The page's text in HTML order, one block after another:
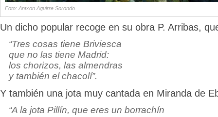
Foto: Antxon Aguirre Sorondo.
Un dicho popular recoge en su obra P. Arribas,
“Tres cosas tiene Briviesca
que no las tiene Madrid:
los chorizos, las almendras
y también el chacolí”.
Y también una jota muy cantada en Miranda de
“A la jota Pillín, que eres un borrachín